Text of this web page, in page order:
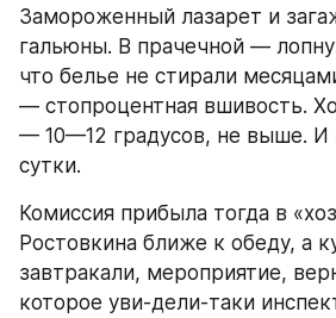
Замороженный лазарет и
гальюны. В прачечной —
что белье не стирали
— стопроцентная вшивость.
— 10—12 градусов, не выше. И
сутки.
Комиссия прибыла тогда в
Ростовкина ближе к обеду, а
завтракали, мероприятие,
которое уви-дели-таки